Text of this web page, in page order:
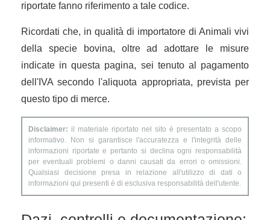
riportate fanno riferimento a tale codice.
Ricordati che, in qualità di importatore di Animali vivi
della specie bovina, oltre ad adottare le misure
indicate in questa pagina, sei tenuto al pagamento
dell'IVA secondo l'aliquota appropriata, prevista per
questo tipo di merce.
Disclaimer: il materiale riportato nel sito è presentato a scopo
informativo. Non si garantisce l'accuratezza e l'integrità delle
informazioni riportate e pertanto si declina ogni responsabilità
per eventuali problemi o danni causati da errori o omissioni.
Qualsiasi decisione presa in relazione all'utilizzo di dati o
informazioni qui presenti è di esclusiva responsabilità dell'utente.